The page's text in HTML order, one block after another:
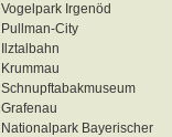
Vogelpark Irgenöd
Pullman-City
Ilztalbahn
Krummau
Schnupftabakmuseum
Grafenau
Nationalpark Bayerischer